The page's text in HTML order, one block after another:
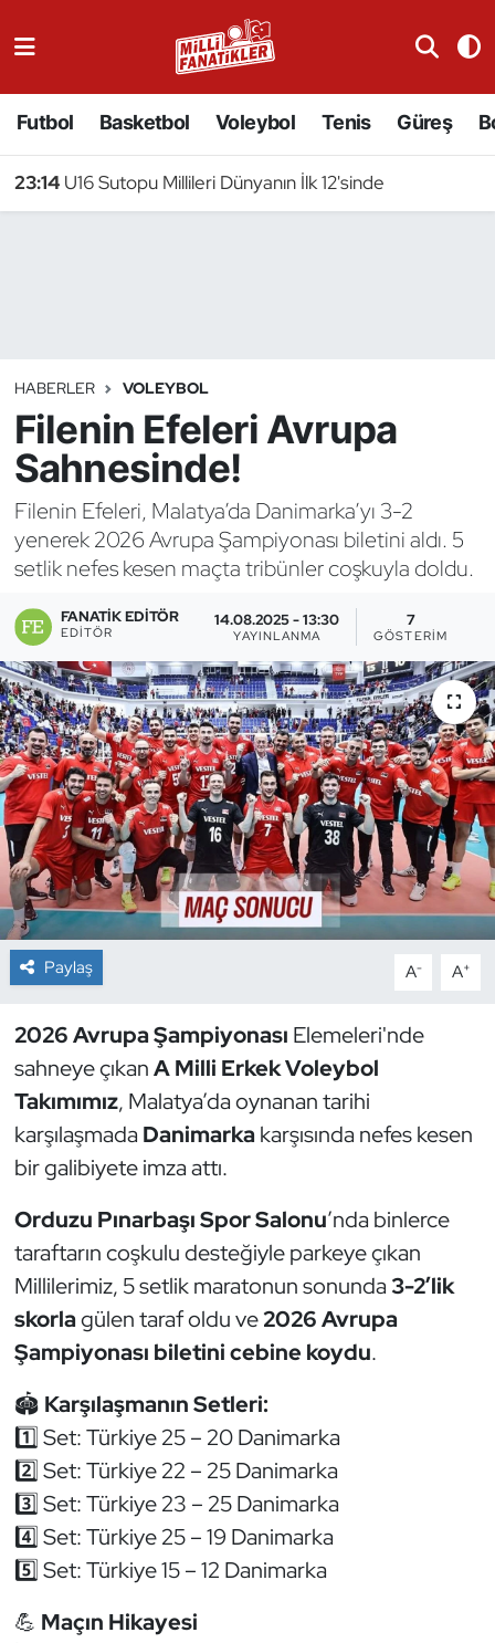
Futbol Basketbol Voleybol Tenis Güreş
23:14 U16 Sutopu Millileri Dünyanın İlk 12'sinde
HABERLER VOLEYBOL
Filenin Efeleri Avrupa
Sahnesinde!
Filenin Efeleri, Malatya’da Danimarka’yı 3-2
yenerek 2026 Avrupa Şampiyonası biletini aldı. 5
setlik nefes kesen maçta tribünler coşkuyla doldu.
FANATIK EDITÖR
EDITÖR
14.08.2025 - 13:30
YAYINLANMA
7
GÖSTERIM
Paylaş A- A+
2026 Avrupa Şampiyonası Elemeleri'nde
sahneye çıkanA Milli Erkek Voleybol
Takımımız, Malatya’da oynanan tarihi
karşılaşmada Danimarkakarşısında nefes kesen
bir galibiyete imza attı.
Orduzu Pınarbaşı Spor Salonu’nda binlerce
taraftarın coşkulu desteğiyle parkeye çıkan
Millilerimiz, 5 setlik maratonun sonunda 3-2’lik
skorlagülen taraf oldu ve2026 Avrupa
Şampiyonası biletini cebine koydu.
🏟 Karşılaşmanın Setleri:
1️⃣ Set: Türkiye 25 – 20 Danimarka
2️⃣ Set: Türkiye 22 – 25 Danimarka
3️⃣ Set: Türkiye 23 – 25 Danimarka
4️⃣ Set: Türkiye 25 – 19 Danimarka
5️⃣ Set: Türkiye 15 – 12 Danimarka
💪 Maçın Hikayesi
Badminton
Binicilik
Bisiklet
Bocce Bowling Dart
Buz Hokeyi
Buz Pateni
Çim Hokeyi
Cimnastik
Curling
Dağcılık
Dans Sporları
Dövüş Sanatı
E-Spor
Eskrim
Futbol
Futsal
Golf
Güreş
Halter